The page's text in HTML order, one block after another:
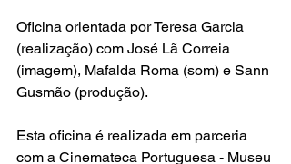
Oficina orientada por Teresa Garcia
(realização) com José Lã Correia
(imagem), Mafalda Roma (som) e Sann
Gusmão (produção).
Esta oficina é realizada em parceria
com a Cinemateca Portuguesa - Museu